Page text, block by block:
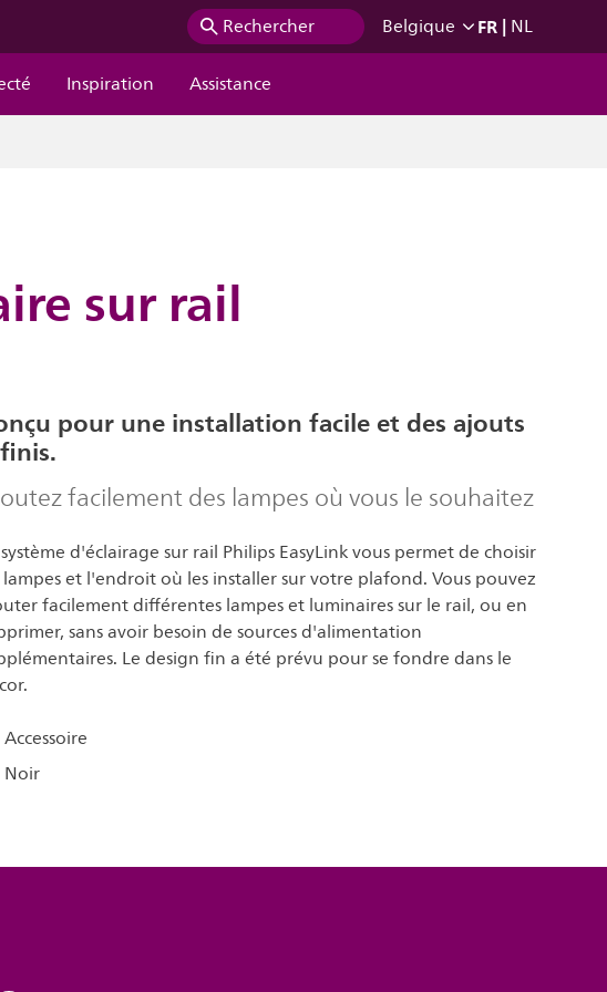
Rechercher Belgique FR| NL
Inspiration Assistance
sur rail
pour une installation facile et des ajouts
facilement des lampes où vous le souhaitez
d'éclairage sur rail Philips EasyLink vous permet de choisir
lampes et l'endroit où les installer sur votre plafond. Vous pouvez
facilement différentes lampes et luminaires sur le rail, ou en
sans avoir besoin de sources d'alimentation
Le design fin a été prévu pour se fondre dans le
Accessoire
Noir